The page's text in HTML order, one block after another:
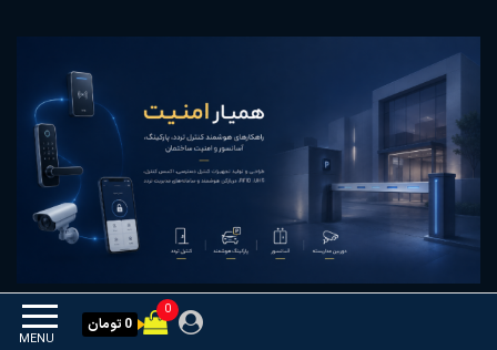
همیار امنیت
MENU
0
0 تومان